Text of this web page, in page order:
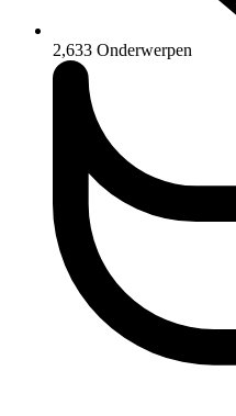
2,633 Onderwerpen